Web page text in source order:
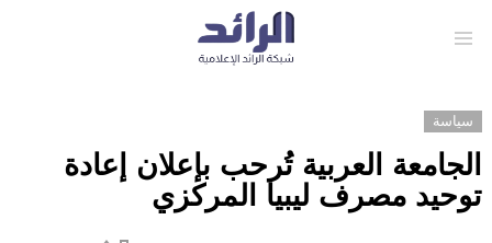
سياسة
الجامعة العربية تُرحب بإعلان إعادة
توحيد مصرف ليبيا المركزي